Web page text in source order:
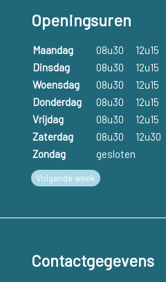
Acromegalie kan behandeld
radiotherapie of met
meest geschikt is, is sterk
Openingsuren
Maandag 08u30 12u15
Dinsdag
08u30 12u15
Woensdag
08u30 12u15
Donderdag
08u30 12u15
Vrijdag
08u30 12u15
Zaterdag
08u30
12u30
Zondag
gesloten
Volgende week
Contactgegevens